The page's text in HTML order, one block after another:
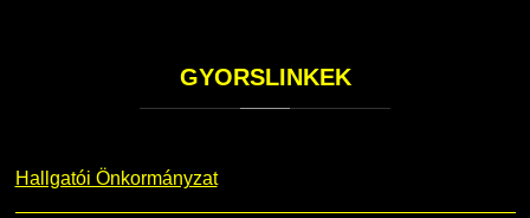
GYORSLINKEK
Hallgatói Önkormányzat